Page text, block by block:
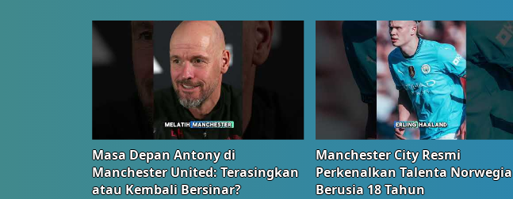
Masa Depan Antony di
Manchester United: Terasingkan
atau Kembali Bersinar?
Manchester City Resmi
Perkenalkan Talenta Norwegia
Berusia 18 Tahun